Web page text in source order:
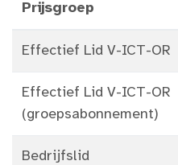
Prijsgroep
Effectief Lid V-ICT-OR
Effectief Lid V-ICT-OR
(groepsabonnement)
Bedrijfslid